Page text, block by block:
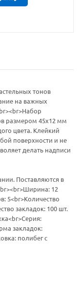
тонов
на важных
размером 45х12 мм
цвета. Клейкий
поверхности и не
делать надписи
Поставляются в
12
5<br>Количество
закладок: 100 шт.
закладок:
полибег с